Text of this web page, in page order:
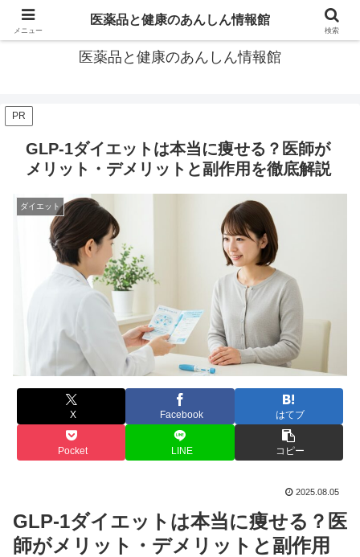
あなたの医薬品選び、後悔しないための情報が見つかる場所。
医薬品と健康のあんしん情報館
PR
GLP-1ダイエットは本当に痩せる？医師が
メリット・デメリットと副作用を徹底解説
ダイエット
X Facebook はてブ
Pocket LINE コピー
2025.08.05
GLP-1ダイエットは本当に痩せる？医
師がメリット・デメリットと副作用
メニュー
医薬品と健康のあんしん情報館
検索